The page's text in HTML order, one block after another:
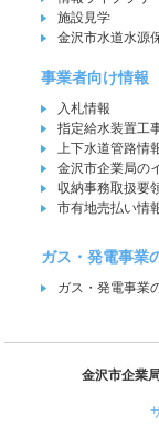
施設見学
金沢市水道水源
事業者向け情報
入札情報
指定給水装置工
上下水道管路情
金沢市企業局の
収納事務取扱要
市有地売払い情
ガス・発電事業
ガス・発電事業
金沢市企業